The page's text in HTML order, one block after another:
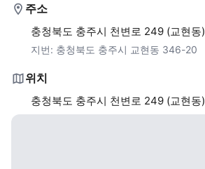
주소
충청북도 충주시 천변로 249 (교현동)
지번: 충청북도 충주시 교현동 346-20
위치
충청북도 충주시 천변로 249 (교현동)